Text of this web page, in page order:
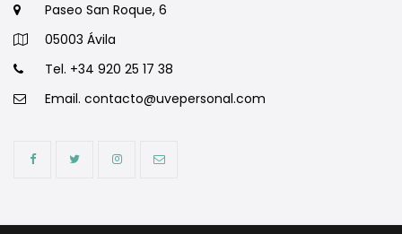
Paseo San Roque, 6
05003 Ávila
Tel. +34 920 25 17 38
Email. contacto@uvepersonal.com